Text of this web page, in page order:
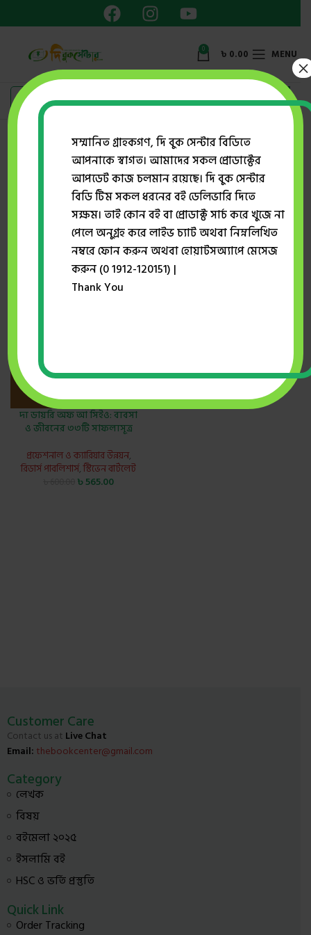
0 ৳ 0.00 MENU
Showing the single result
Show sidebar
দ্য ডায়রি অফ আ সিইও: ব্যবসা
ও জীবনের ৩৩টি সাফল্যসূত্র
প্রফেশনাল ও ক্যারিয়ার উন্নয়ন,
রিডার্স পাবলিশার্স,স্টিভেন বার্টলেট
৳565.00
Customer Care
Contact us at Live Chat
Email: thebookcenter@gmail.com
Category
লেখক
বিষয়
বইমেলা ২০২৫
ইসলামি বই
HSC ও ভর্তি প্রস্তুতি
Quick Link
Order Tracking
সম্মানিত গ্রাহকগণ, দি বুক সেন্টার বিডিতে
আপনাকে স্বাগত। আমাদের সকল প্রোডাক্টের
আপডেট কাজ চলমান রয়েছে। দি বুক সেন্টার
বিডি টিম সকল ধরনের বই ডেলিভারি দিতে
সক্ষম। তাই কোন বই বা প্রোডাক্ট সার্চ করে খুজে না
পেলে অনুগ্রহ করে লাইভ চ্যাট অথবা নিম্নলিখিত
নম্বরে ফোন করুন অথবা হোয়াটসঅ্যাপে মেসেজ
করুন (0 1912-120151) |
Thank You
×